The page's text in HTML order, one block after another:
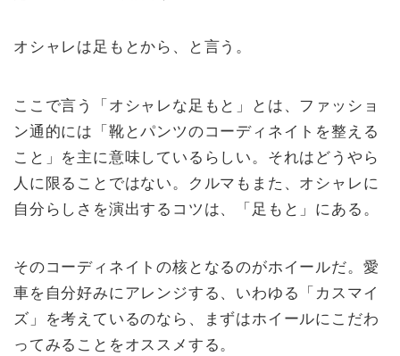
オシャレは足もとから、と言う。
ここで言う「オシャレな足もと」とは、ファッショ
ン通的には「靴とパンツのコーディネイトを整える
こと」を主に意味しているらしい。それはどうやら
人に限ることではない。クルマもまた、オシャレに
自分らしさを演出するコツは、「足もと」にある。
そのコーディネイトの核となるのがホイールだ。愛
車を自分好みにアレンジする、いわゆる「カスマイ
ズ」を考えているのなら、まずはホイールにこだわ
ってみることをオススメする。